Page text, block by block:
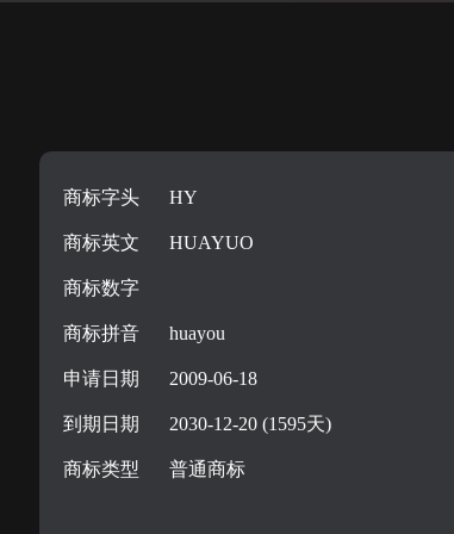
商标字头 HY
商标英文 HUAYUO
商标数字
商标拼音 huayou
申请日期 2009-06-18
到期日期 2030-12-20 (1595天)
商标类型 普通商标